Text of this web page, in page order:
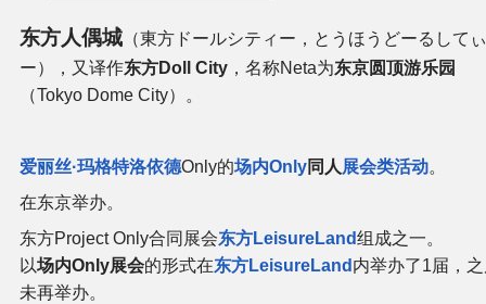
东方人偶城 （東方ドールシティー，とうほうどーるしてぃ
ー），又译作东方Doll City ，名称Neta为东京圆顶游乐园
（Tokyo Dome City）。
爱丽丝·玛格特洛依德Only的场内Only同人 展会类活动。
在东京举办。
东方Project Only合同展会东方LeisureLand组成之一。
以场内Only展会的形式在东方LeisureLand 内举办了1届，
未再举办。
官方角色
公式资料
游戏攻略
其他相关项目